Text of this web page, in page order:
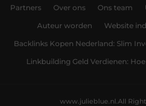
Partners Over ons Ons team
Auteur worden Website
Backlinks Kopen Nederland: Slim
Linkbuilding Geld Verdienen:
All
www.julieblue.nl.